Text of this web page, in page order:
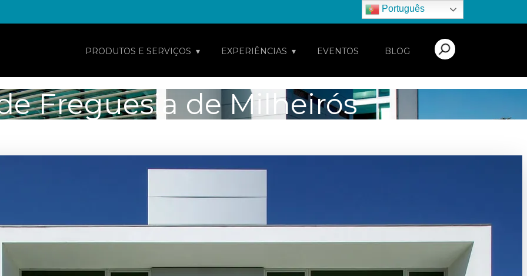
Português
PRODUTOS E SERVIÇOS EXPERIÊNCIAS EVENTOS BLOG
Freguesia de Milheirós